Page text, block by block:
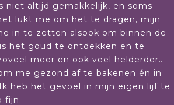
niet altijd gemakkelijk, en soms
lukt me om het te dragen, mijn
in te zetten alsook om binnen de
het goud te ontdekken en te
meer en ook veel helderder…
me gezond af te bakenen én in
heb het gevoel in mijn eigen lijf te
fijn.